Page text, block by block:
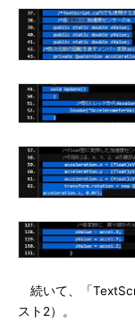
続いて、「
スト2）。